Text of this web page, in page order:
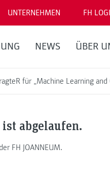
UNTERNEHMEN FH
NEWS ÜBER
für „Machine Learning
abgelaufen.
FH JOANNEUM.